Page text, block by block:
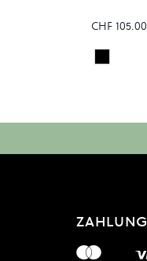
CHF 105.00
Colour
Black
ZAHLUNG